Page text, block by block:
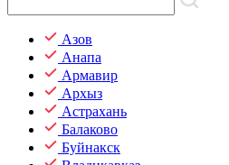
Азов
Анапа
Армавир
Архыз
Астрахань
Балаково
Буйнакск